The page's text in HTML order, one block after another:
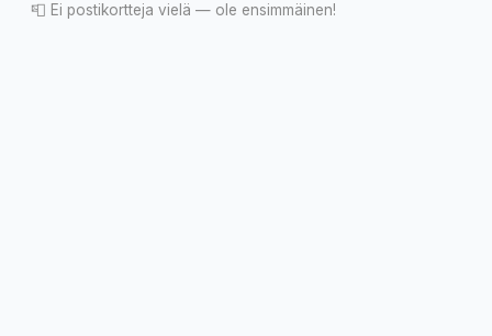
📮 Ei postikortteja vielä — ole ensimmäinen!